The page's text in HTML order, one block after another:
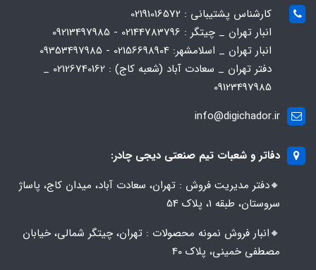
کارشناس پشتیبانی : 02191016572
انبار تهران _ چیتگر : 02144783796 - 09213497985
انبار تهران _ اسلامشهر: 02156698904 - 09353497985
دفتر تهران _ سعادت آباد (شعبه کاج) : 02126740162 _
09123497985
info@digichador.ir
دفاتر و شعبات تیم صنعتی دیجی چادر:
🔸️​​دفتر مدیریت فروش : تهران، سعادت آباد، میدان کاج، پاساژ
سروستان، طبقه 1، پلاک 54
🔸️​​انبار فروش نمونه محصولات : تهران، چیتگر شمالی، خیابان
مصطفی خمینی، پلاک 40